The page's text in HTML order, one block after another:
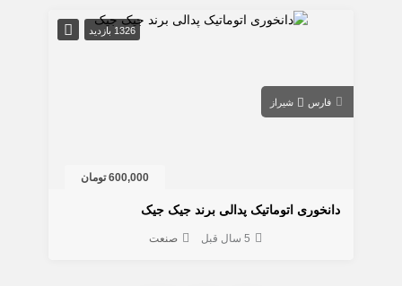
1326 بازدید
فارس شیراز
600,000 تومان
دانخوری اتوماتیک پدالی برند جیک جیک
5 سال قبل صنعت